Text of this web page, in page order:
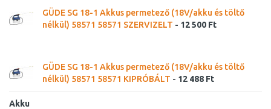
GÜDE SG 18-1 Akkus permetező (18V/akku és töltő
nélkül) 58571 58571 SZERVIZELT - 12 500 Ft
GÜDE SG 18-1 Akkus permetező (18V/akku és töltő
nélkül) 58571 58571 KIPRÓBÁLT - 12 488 Ft
Akku